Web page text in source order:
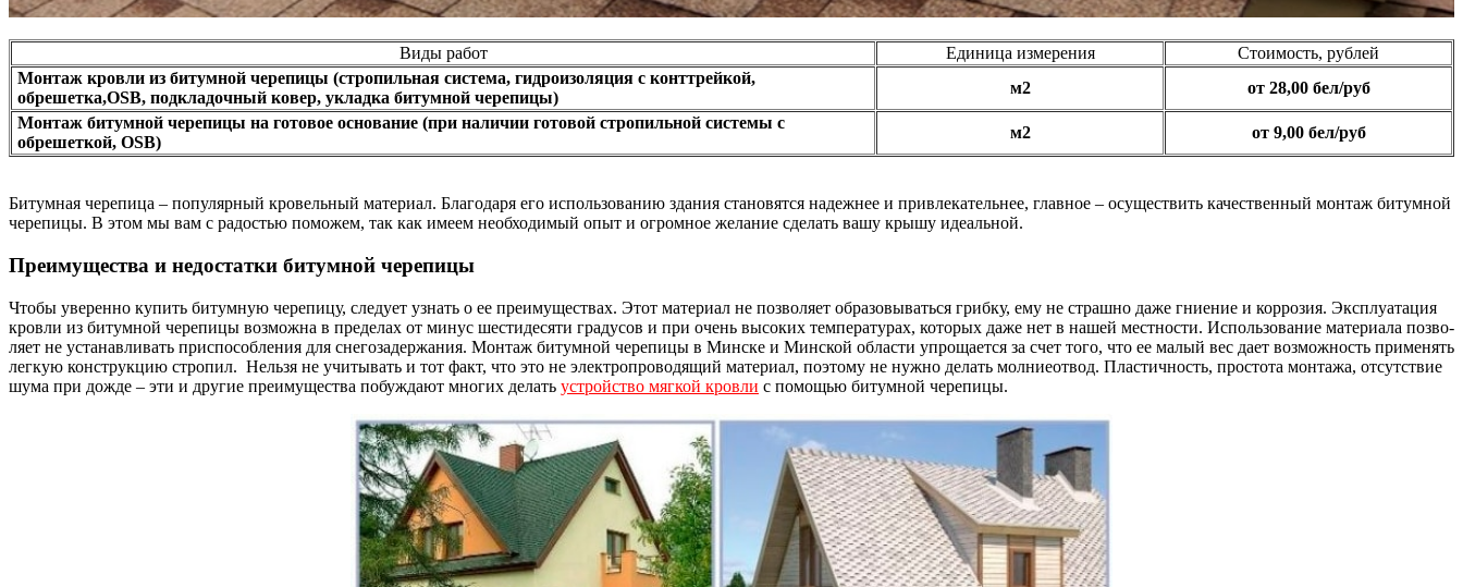
Виды работ Единица измерения
Стоимость, рублей
Монтаж кровли из битумной черепицы (стропильная система, гидроизоляция с конттрейкой,
обрешетка,OSB, подкладочный ковер, укладка битумной черепицы)
м2
от 28,00 бел/руб
Монтаж битумной черепицы на готовое основание (при наличии готовой стропильной системы с
обрешеткой, OSB)
м2 от 9,00 бел/руб
Би­тум­ная че­ре­пи­ца – по­пу­ляр­ный кро­вель­ный ма­те­ри­ал. Бла­го­да­ря его ис­поль­зо­ва­нию зда­ния ста­но­вят­ся на­деж­нее и при­вле­ка­тель­нее, глав­ное – осу­щест­вить ка­чест­вен­ный мон­таж би­тум­ной
че­ре­пи­цы. В этом мы вам с ра­достью по­мо­жем, так как име­ем не­об­хо­ди­мый опыт и ог­ром­ное же­ла­ние сде­лать ва­шу кры­шу иде­аль­ной.
Пре­иму­щест­ва и не­до­стат­ки би­тум­ной че­ре­пи­цы
Что­бы уве­рен­но ку­пить би­тум­ную че­ре­пи­цу, сле­ду­ет узнать о ее пре­иму­щест­вах. Этот ма­те­ри­ал не по­зво­ля­ет об­ра­зо­вы­вать­ся гриб­ку, ему не страш­но да­же гни­е­ние и кор­ро­зия. Экс­плу­а­та­ция
кров­ли из би­тум­ной че­ре­пи­цы воз­мож­на в пре­де­лах от ми­нус шес­ти­де­ся­ти гра­ду­сов и при очень вы­со­ких тем­пе­ра­ту­рах, ко­то­рых да­же нет в на­шей мест­нос­ти. Ис­поль­зо­ва­ние ма­те­ри­а­ла по­зво­
ля­ет не ус­та­нав­ли­вать при­спо­соб­ле­ния для сне­го­за­дер­жа­ния. Мон­таж би­тум­ной че­ре­пи­цы в Мин­ске и Мин­ской об­лас­ти упро­ща­ет­ся за счет то­го, что ее ма­лый вес да­ет воз­мож­ность при­ме­нять
лег­кую кон­струк­цию стро­пил. Не­льзя не учи­ты­вать и тот факт, что это не элек­троп­ро­во­дя­щий ма­те­ри­ал, по­это­му не нуж­но де­лать мол­ние­от­вод. Плас­тич­ность, прос­то­та мон­та­жа, от­сут­ст­вие
шу­ма при дожде – эти и дру­гие пре­иму­щест­ва по­буж­да­ют мно­гих де­лать устройст­во мяг­кой кров­ли с по­мощью би­тум­ной че­ре­пи­цы.